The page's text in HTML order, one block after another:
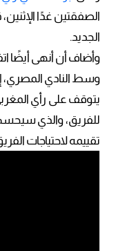
الصفقتين غدًا
الجديد.
وأضاف أن أنهى أيضًا
وسط النادي
يتوقف على رأي
للفريق، والذي
تقييمه لاحتياجات